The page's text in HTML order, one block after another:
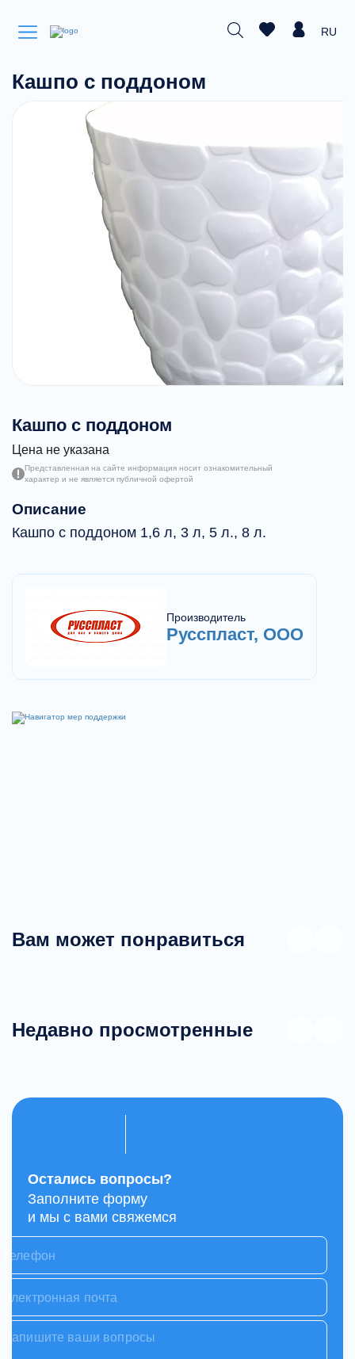
RU
Кашпо с поддоном
Кашпо с поддоном
Цена не указана
Представленная на сайте информация носит ознакомительный
характер и не является публичной офертой
Описание
Кашпо с поддоном 1,6 л, 3 л, 5 л., 8 л.
Производитель
Русспласт, ООО
Вам может понравиться
Недавно просмотренные
Остались вопросы?
Заполните форму
и мы с вами свяжемся